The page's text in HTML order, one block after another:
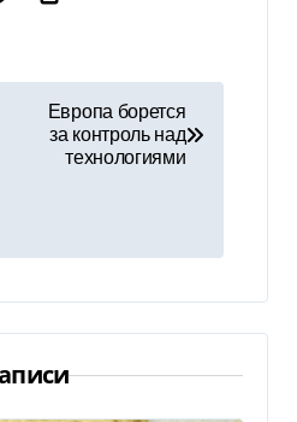
Европа борется
за контроль над
технологиями